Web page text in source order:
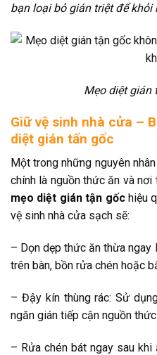
bạn loại bỏ gián triệt để khỏi
Mẹo diệt gián
Giữ vệ sinh nhà cửa –
diệt gián tấn gốc
Một trong những nguyên
chính là nguồn thức ăn và
mẹo diệt gián tận gốchiệu
vệ sinh nhà cửa sạch sẽ:
– Dọn dẹp thức ăn thừa
trên bàn, bồn rửa chén hoặc
– Đậy kín thùng rác: Sử
ngăn gián tiếp cận nguồn thức
– Rửa chén bát ngay sau